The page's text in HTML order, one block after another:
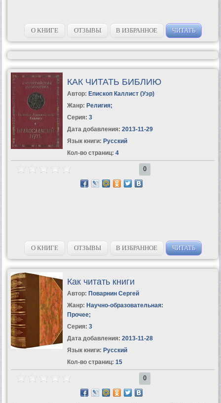
О КНИГЕ ОТЗЫВЫ В ИЗБРАННОЕ ЧИТАТЬ
КАК ЧИТАТЬ БИБЛИЮ
Автор: Епископ Каллист (Уэр)
Жанр: Религия;
Серия: 3
Дата добавления: 2013-11-29
Язык книги: Русский
Кол-во страниц: 4
0
О КНИГЕ ОТЗЫВЫ В ИЗБРАННОЕ ЧИТАТЬ
Как читать книги
Автор: Поварнин Сергей
Жанр: Научно-образовательная:
Прочее;
Серия: 3
Дата добавления: 2013-11-28
Язык книги: Русский
Кол-во страниц: 15
0